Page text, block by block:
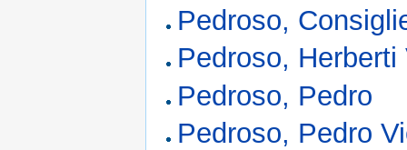
Pedroso,
Pedroso, Herberti
Pedroso, Pedro
Pedroso, Pedro